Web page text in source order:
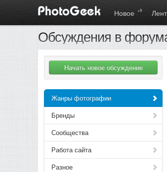
Новое +8
Обсуждения в
Жанры фотографии
Бренды
Сообщества
Работа сайта
Разное